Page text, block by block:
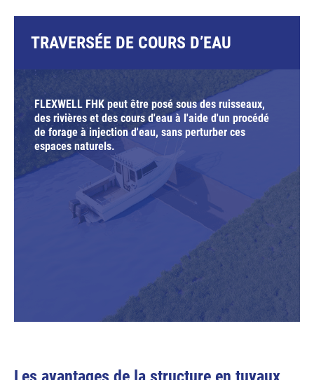
TRAVERSÉE DE COURS D’EAU
FLEXWELL FHK peut être posé sous des ruisseaux,
des rivières et des cours d'eau à l'aide d'un procédé
de forage à injection d'eau, sans perturber ces
espaces naturels.